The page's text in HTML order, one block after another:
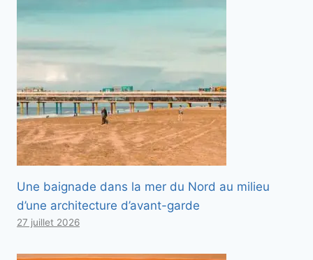
Une baignade dans la mer du Nord au milieu
d’une architecture d’avant-garde
27 juillet 2026